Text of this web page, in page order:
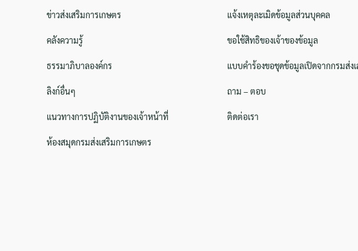
ข่าวส่งเสริมการเกษตร
คลังความรู้
ธรรมาภิบาลองค์กร
ลิงก์อื่นๆ
แนวทางการปฏิบัติงานของเจ้าหน้าที่
ห้องสมุดกรมส่งเสริมการเกษตร
แจ้งเหตุละเมิดข้อมูลส่วนบุคคล
ขอใช้สิทธิของเจ้าของข้อมูล
แบบคำร้องขอชุดข้อมูลเปิดจากกรมส่ง
ถาม – ตอบ
ติดต่อเรา